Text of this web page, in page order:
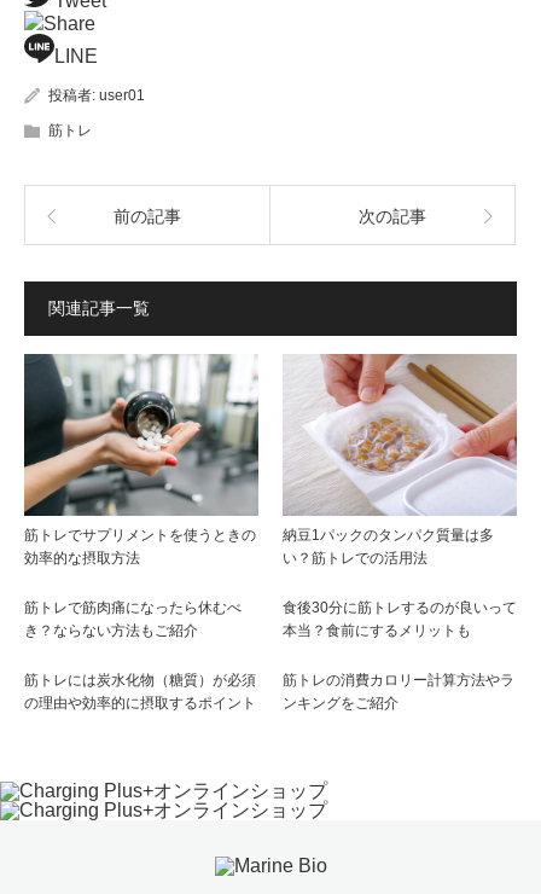
Share
LINE
投稿者: user01
筋トレ
前の記事 次の記事
関連記事一覧
筋トレでサプリメントを使うときの
効率的な摂取方法
納豆1パックのタンパク質量は多
い？筋トレでの活用法
筋トレで筋肉痛になったら休むべ
き？ならない方法もご紹介
食後30分に筋トレするのが良いって
本当？食前にするメリットも
筋トレには炭水化物（糖質）が必須
の理由や効率的に摂取するポイント
筋トレの消費カロリー計算方法やラ
ンキングをご紹介